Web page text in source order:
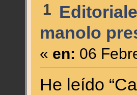
1
manolo
« en: 06
He leído